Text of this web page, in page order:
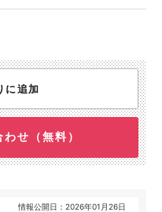
に追加
せ（無料）
情報公開日：2026年01月26日